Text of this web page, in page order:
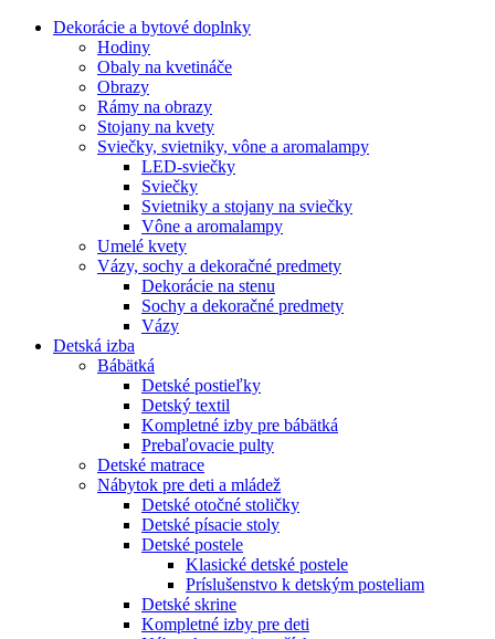
Dekorácie a bytové doplnky
Hodiny
Obaly na kvetináče
Obrazy
Rámy na obrazy
Stojany na kvety
Sviečky, svietniky, vône a aromalampy
LED-sviečky
Sviečky
Svietniky a stojany na sviečky
Vône a aromalampy
Umelé kvety
Vázy, sochy a dekoračné predmety
Dekorácie na stenu
Sochy a dekoračné predmety
Vázy
Detská izba
Bábätká
Detské postieľky
Detský textil
Kompletné izby pre bábätká
Prebaľovacie pulty
Detské matrace
Nábytok pre deti a mládež
Detské otočné stoličky
Detské písacie stoly
Detské postele
Klasické detské postele
Príslušenstvo k detským posteliam
Detské skrine
Kompletné izby pre deti